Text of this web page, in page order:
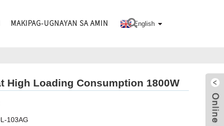
MAKIPAG-UGNAYAN SA AMIN English
High Loading Consumption 1800W
103AG